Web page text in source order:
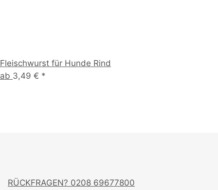
Fleischwurst für Hunde Rind
ab 3,49 € *
RÜCKFRAGEN? 0208 69677800